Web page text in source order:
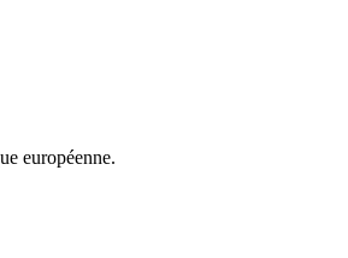
européenne.